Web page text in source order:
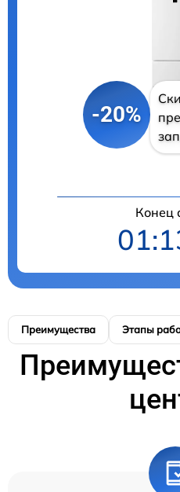
-20%
Конец
Преимущества Этапы